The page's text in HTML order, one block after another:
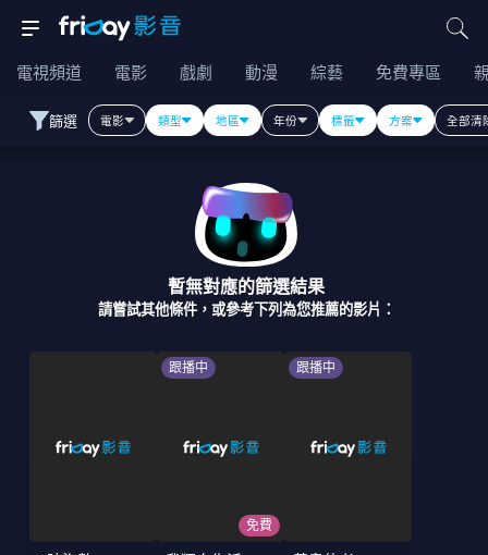
電視頻道 電影 戲劇 動漫 綜藝 免費專區
篩選 電影 類型 地區 年份 標籤 方案 全部清
暫無對應的篩選結果
請嘗試其他條件，或參考下列為您推薦的影片：
跟播中
免費
跟播中